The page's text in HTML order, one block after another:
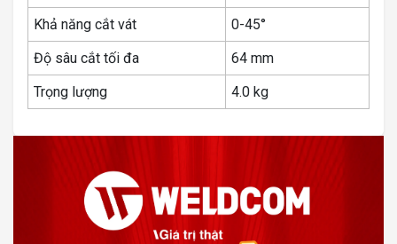
Khả năng cắt vát
0-45°
Độ sâu cắt tối đa
64 mm
Trọng lượng
4.0 kg